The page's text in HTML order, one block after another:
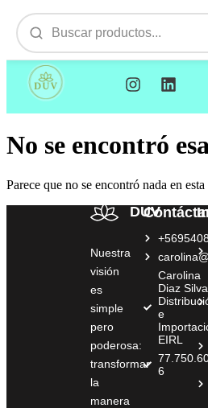
No se encontró
Parece que no se encontró nada en
DUV
Nuestra
visión
es
simple
pero
poderosa:
transformar
la
manera
Carolina
Diaz Silva
e
EIRL
6